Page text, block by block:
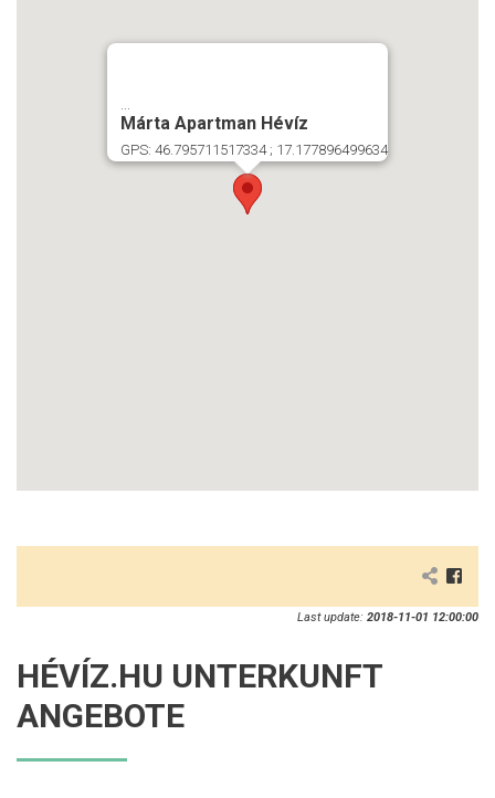
...
Márta Apartman Hévíz
GPS: 46.795711517334 ; 17.177896499634
Last update: 2018-11-01 12:00:00
HÉVÍZ.HU UNTERKUNFT
ANGEBOTE